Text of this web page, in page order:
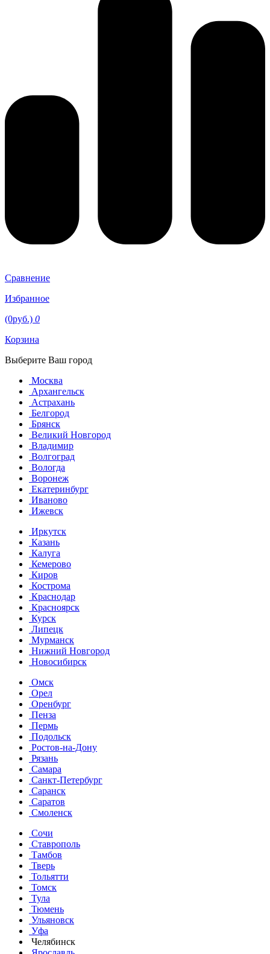
Сравнение
Избранное
(0руб.) 0
Корзина
Выберите Ваш город
Москва
Архангельск
Астрахань
Белгород
Брянск
Великий Новгород
Владимир
Волгоград
Вологда
Воронеж
Екатеринбург
Иваново
Ижевск
Иркутск
Казань
Калуга
Кемерово
Киров
Кострома
Краснодар
Красноярск
Курск
Липецк
Мурманск
Нижний Новгород
Новосибирск
Омск
Орел
Оренбург
Пенза
Пермь
Подольск
Ростов-на-Дону
Рязань
Самара
Санкт-Петербург
Саранск
Саратов
Смоленск
Сочи
Ставрополь
Тамбов
Тверь
Тольятти
Томск
Тула
Тюмень
Ульяновск
Уфа
Челябинск